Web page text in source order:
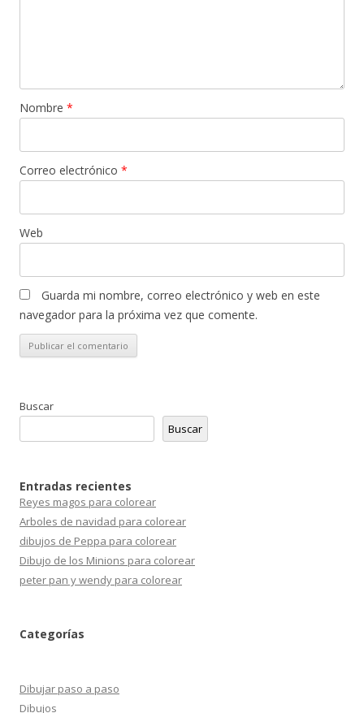
Nombre *
Correo electrónico *
Web
Guarda mi nombre, correo electrónico y web en este
navegador para la próxima vez que comente.
Buscar
Buscar
Entradas recientes
Reyes magos para colorear
Arboles de navidad para colorear
dibujos de Peppa para colorear
Dibujo de los Minions para colorear
peter pan y wendy para colorear
Categorías
Dibujar paso a paso
Dibujos